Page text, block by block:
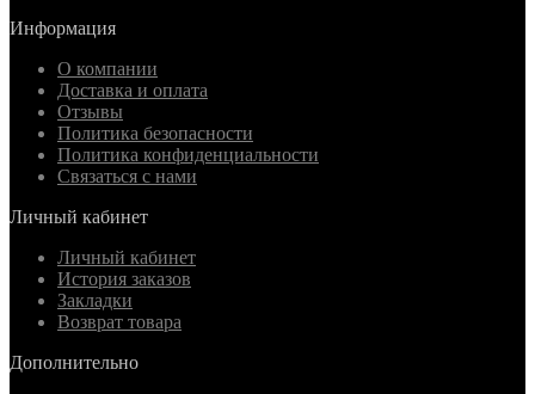
Информация
О компании
Доставка и оплата
Отзывы
Политика безопасности
Политика конфиденциальности
Связаться с нами
Личный кабинет
Личный кабинет
История заказов
Закладки
Возврат товара
Дополнительно